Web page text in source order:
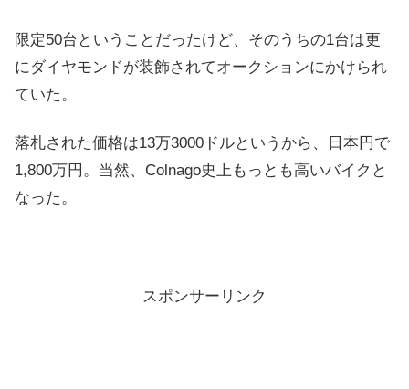
限定50台ということだったけど、そのうちの1台は更
にダイヤモンドが装飾されてオークションにかけられ
ていた。
落札された価格は13万3000ドルというから、日本円で
1,800万円。当然、Colnago史上もっとも高いバイクと
なった。
スポンサーリンク